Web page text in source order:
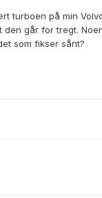
turboen på min
den går for tregt.
som fikser sånt?